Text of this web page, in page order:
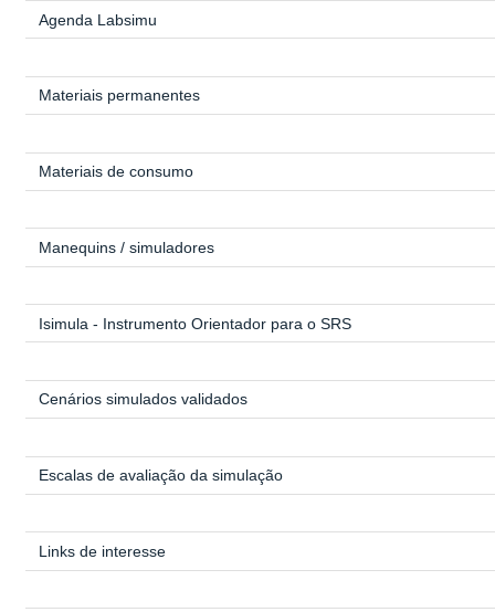
Agenda Labsimu
Materiais permanentes
Materiais de consumo
Manequins / simuladores
Isimula - Instrumento Orientador para o SRS
Cenários simulados validados
Escalas de avaliação da simulação
Links de interesse